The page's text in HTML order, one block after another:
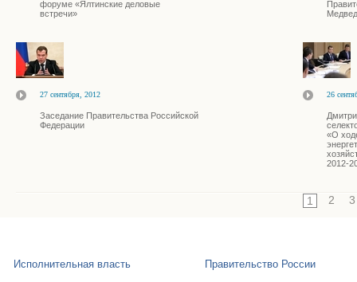
форуме «Ялтинские деловые
встречи»
27 сентября, 2012
Заседание Правительства Российской
Федерации
26
«О
2012-
1 2 3
Исполнительная власть Правительство России